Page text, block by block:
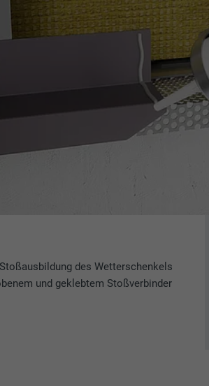
des Wetterschenkels
und geklebtem Stoßverbinder